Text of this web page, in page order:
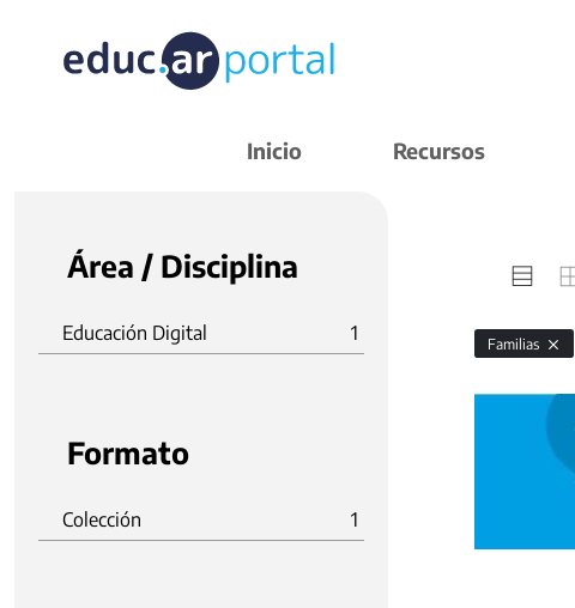
Inicio Recursos
Área / Disciplina
Educación Digital 1
Formato
Colección 1
Familias